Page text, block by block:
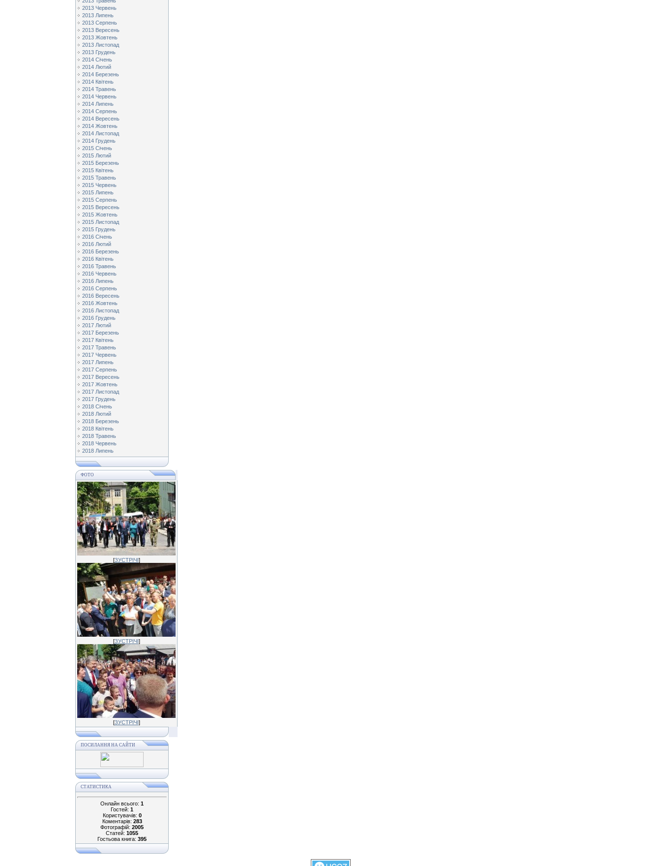
2013 Червень
2013 Липень
2013 Серпень
2013 Вересень
2013 Жовтень
2013 Листопад
2013 Грудень
2014 Січень
2014 Лютий
2014 Березень
2014 Квітень
2014 Травень
2014 Червень
2014 Липень
2014 Серпень
2014 Вересень
2014 Жовтень
2014 Листопад
2014 Грудень
2015 Січень
2015 Лютий
2015 Березень
2015 Квітень
2015 Травень
2015 Червень
2015 Липень
2015 Серпень
2015 Вересень
2015 Жовтень
2015 Листопад
2015 Грудень
2016 Січень
2016 Лютий
2016 Березень
2016 Квітень
2016 Травень
2016 Червень
2016 Липень
2016 Серпень
2016 Вересень
2016 Жовтень
2016 Листопад
2016 Грудень
2017 Лютий
2017 Березень
2017 Квітень
2017 Травень
2017 Червень
2017 Липень
2017 Серпень
2017 Вересень
2017 Жовтень
2017 Листопад
2017 Грудень
2018 Січень
2018 Лютий
2018 Березень
2018 Квітень
2018 Травень
2018 Червень
2018 Липень
ФОТО
[ЗУСТРІЧІ]
[ЗУСТРІЧІ]
[ЗУСТРІЧІ]
ПОСИЛАННЯ НА САЙТИ
СТАТИСТИКА
Онлайн всього: 1
Гостей: 1
Користувачів: 0
Коментарів: 283
Фотографій: 2005
Статей: 1055
Гостьова книга: 395